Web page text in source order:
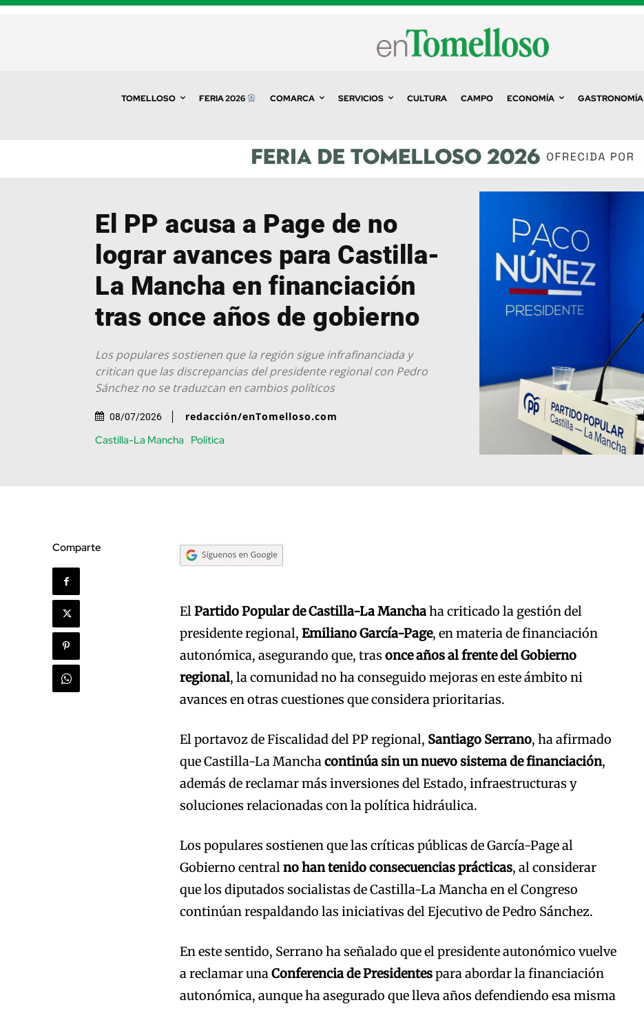
TOMELLOSO FERIA 2026 COMARCA SERVICIOS CULTURA CAMPO ECONOMÍA GASTRONOMÍA
El PP acusa a Page de no
lograr avances para Castilla-
La Mancha en financiación
tras once años de gobierno
Los populares sostienen que la región sigue infrafinanciada y
critican que las discrepancias del presidente regional con Pedro
Sánchez no se traduzcan en cambios políticos
08/07/2026 redacción/enTomelloso.com
Castilla-La Mancha Política
Comparte
ElPartido Popular de Castilla-La Manchaha criticado la gestión del
presidente regional, Emiliano García-Page, en materia de financiación
autonómica, asegurando que, tras once años al frente del Gobierno
regional, la comunidad no ha conseguido mejoras en este ámbito ni
avances en otras cuestiones que considera prioritarias.
El portavoz de Fiscalidad del PP regional, Santiago Serrano, ha afirmado
que Castilla-La Manchacontinúa sin un nuevo sistema de financiación,
además de reclamar más inversiones del Estado, infraestructuras y
soluciones relacionadas con la política hidráulica.
Los populares sostienen que las críticas públicas de García-Page al
Gobierno centralno han tenido consecuencias prácticas, al considerar
que los diputados socialistas de Castilla-La Mancha en el Congreso
continúan respaldando las iniciativas del Ejecutivo de Pedro Sánchez.
En este sentido, Serrano ha señalado que el presidente autonómico vuelve
a reclamar unaConferencia de Presidentespara abordar la financiación
autonómica, aunque ha asegurado que lleva años defendiendo esa misma